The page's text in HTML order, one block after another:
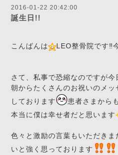
2016-01-22 20:42:00
誕生日!!
こんばんは LEO整骨院です‼️
さて、私事で恐縮なのですが今
朝からたくさんのお祝いのメ
しております
患者さまから
本当に僕は幸せ者だと思います
色々と激励の言葉もいただき
いと強く思っております